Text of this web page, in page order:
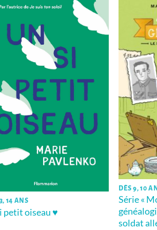
14 ANS
petit oiseau ♥
DÈS 9, 10
Série «
soldat